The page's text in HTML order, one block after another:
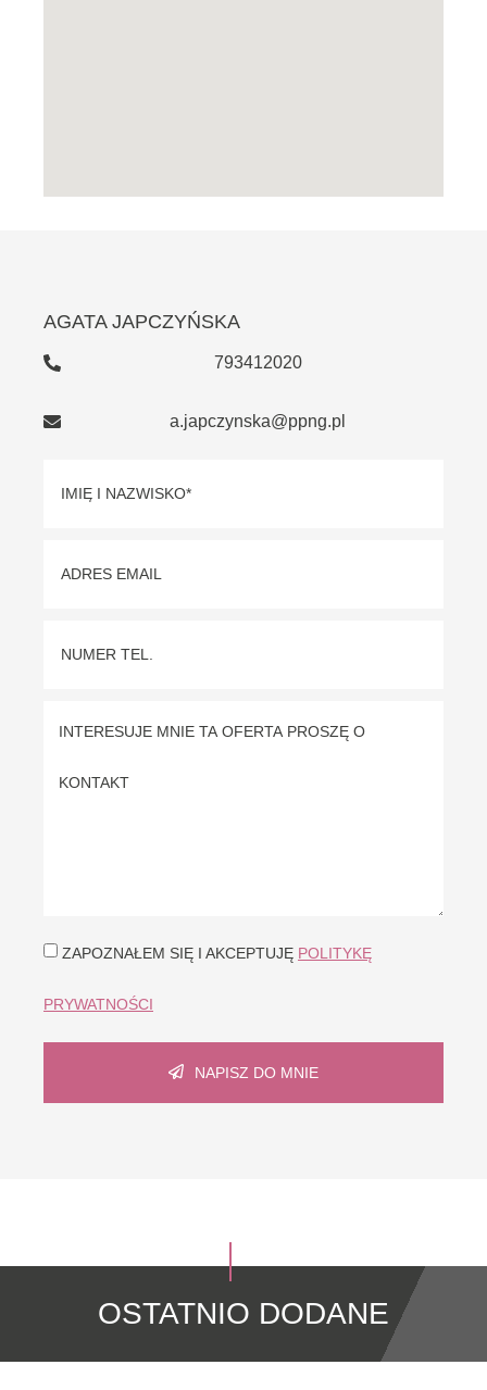
AGATA JAPCZYŃSKA
793412020
a.japczynska@ppng.pl
ZAPOZNAŁEM SIĘ I AKCEPTUJĘ POLITYKĘ
PRYWATNOŚCI
NAPISZ DO MNIE
OSTATNIO DODANE